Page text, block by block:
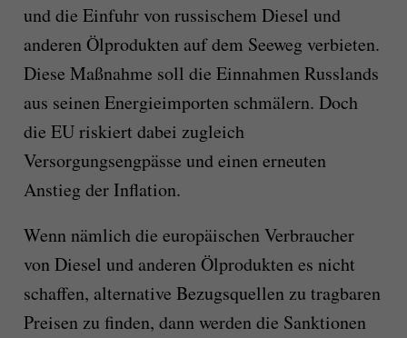
und die Einfuhr von russischem Diesel und
anderen Ölprodukten auf dem Seeweg verbieten.
Diese Maßnahme soll die Einnahmen Russlands
aus seinen Energieimporten schmälern. Doch
die EU riskiert dabei zugleich
Versorgungsengpässe und einen erneuten
Anstieg der Inflation.
Wenn nämlich die europäischen Verbraucher
von Diesel und anderen Ölprodukten es nicht
schaffen, alternative Bezugsquellen zu tragbaren
Preisen zu finden, dann werden die Sanktionen